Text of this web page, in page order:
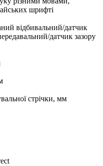
шрифті
відбивальний/датчик
датчик зазору
стрічки, мм